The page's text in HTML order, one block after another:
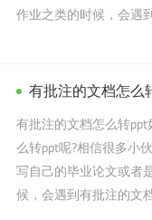
作业之类的时候，会遇
有批注的文档怎么
有批注的文档怎么转
么转ppt呢?相信很多小
写自己的毕业论文或者
候，会遇到有批注的文